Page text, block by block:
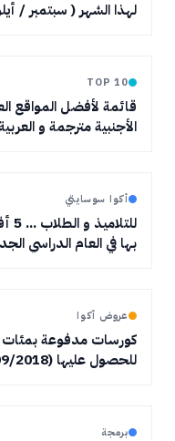
لهذا الشهر ( سبتمبر /
TOP 10
قائمة لأفضل المواقع
الأجنبية مترجمة و
أكوا سوسايتي
بها في العام الدراسي
عروض أكوا
كورسات مدفوعة بمئات
للحصول عليها (04/09/2018)
برمجة